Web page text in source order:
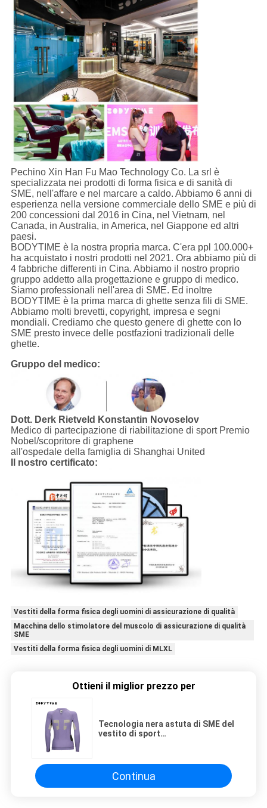
Pechino Xin Han Fu Mao Technology Co. La srl è
specializzata nei prodotti di forma fisica e di sanità di
SME, nell'affare e nel marcare a caldo. Abbiamo 6 anni di
esperienza nella versione commerciale dello SME e più di
200 concessioni dal 2016 in Cina, nel Vietnam, nel
Canada, in Australia, in America, nel Giappone ed altri
paesi.
BODYTIME è la nostra propria marca. C'era ppl 100.000+
ha acquistato i nostri prodotti nel 2021. Ora abbiamo più di
4 fabbriche differenti in Cina. Abbiamo il nostro proprio
gruppo addetto alla progettazione e gruppo di medico.
Siamo professionali nell'area di SME. Ed inoltre
BODYTIME è la prima marca di ghette senza fili di SME.
Abbiamo molti brevetti, copyright, impresa e segni
mondiali. Crediamo che questo genere di ghette con lo
SME presto invece delle postfazioni tradizionali delle
ghette.
Gruppo del medico:
Dott. Derk Rietveld Konstantin Novoselov
Medico di partecipazione di riabilitazione di sport Premio
Nobel/scopritore di graphene
all'ospedale della famiglia di Shanghai United
Il nostro certificato:
Vestiti della forma fisica degli uomini di assicurazione di qualità
Macchina dello stimolatore del muscolo di assicurazione di qualità
SME
Vestiti della forma fisica degli uomini di MLXL
Ottieni il miglior prezzo per
Tecnologia nera astuta di SME del
vestito di sport
addestramento
Continua